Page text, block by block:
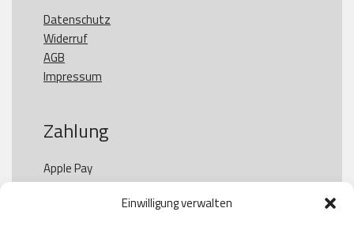
Einwilligung verwalten
Datenschutz
Widerruf
AGB
Impressum
Zahlung
Apple Pay
Paypal